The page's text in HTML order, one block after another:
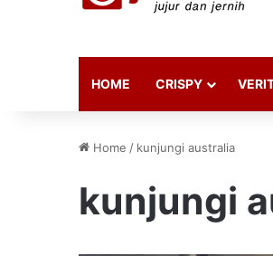
HOME CRISPY
Home / kunjungi australia
kunjungi